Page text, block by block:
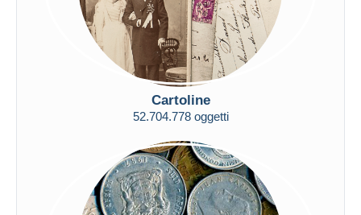
iDeal
Maestro
Deselezionare tutto
Cartoline
52.704.778 oggetti